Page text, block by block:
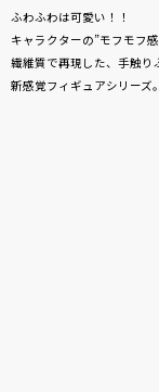
ふわふわは可愛い！！
キャラクターの”モフモフ
繊維質で再現した、手触り
新感覚フィギュアシリーズ。